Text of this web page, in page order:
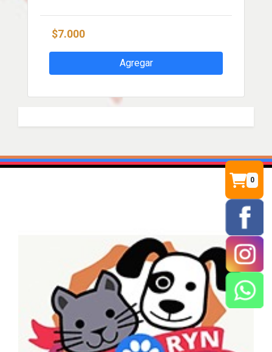
$7.000
Agregar
0